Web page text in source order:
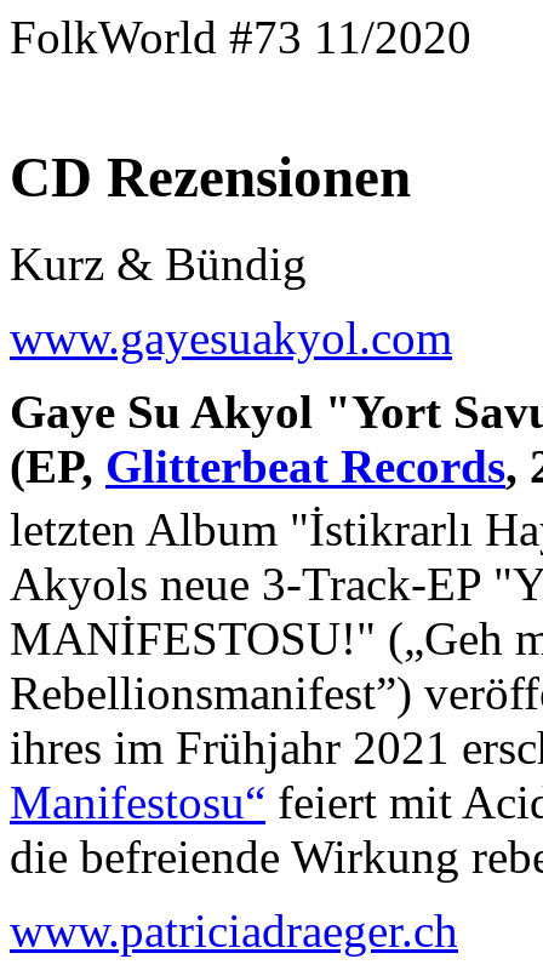
FolkWorld #73 11/2020
CD Rezensionen
Kurz & Bündig
www.gayesuakyol.com
Gaye Su Akyol "Yort
(EP, Glitterbeat Records,
letzten Album "İstikrarlı
Akyols neue 3-Track-EP
MANİFESTOSU!" („Geh
Rebellionsmanifest”)
ihres im Frühjahr 2021
Manifestosu“ feiert mit
die befreiende Wirkung
www.patriciadraeger.ch